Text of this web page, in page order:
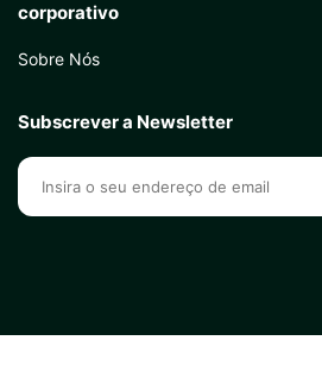
corporativo
Sobre Nós
Subscrever a Newsletter